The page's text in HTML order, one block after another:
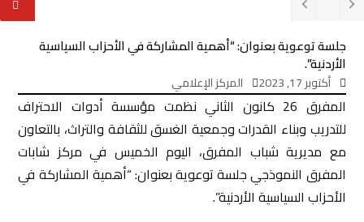
جلسة توعوية بعنوان: “أهمية المشاركة في الأحزاب السياسية
الأردنية”.
أكتوبر 17, 2023 المركز الإعلامي
المفرق 26 كانون الثاني نظمت مؤسسة أدوات الاحتراف
للتدريب وبناء القدرات وجمعية الغسق للثقافة والتراث، بالتعاون
مع مديرية شباب المفرق، اليوم الخميس في مركز شابات
المفرق النموذجي جلسة توعوية بعنوان: “أهمية المشاركة في
الأحزاب السياسية الأردنية”.